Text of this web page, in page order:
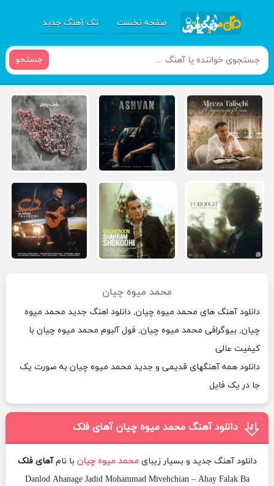
صفحه نخست تک آهنگ جدید
جستجو
محمد میوه چیان
دانلود آهنگ های محمد میوه چیان, دانلود اهنگ جدید محمد میوه
چیان, بیوگرافی محمد میوه چیان, فول آلبوم محمد میوه چیان با
کیفیت عالی
دانلود همه آهنگهای قدیمی و جدید محمد میوه چیان به صورت یک
جا در یک فایل
دانلود آهنگ محمد میوه چیان آهای فلک
دانلود آهنگ جدید و بسیار زیبایمحمد میوه چیان با نامآهای فلک
Danlod Ahanage Jadid Mohammad Mivehchian – Ahay Falak Ba